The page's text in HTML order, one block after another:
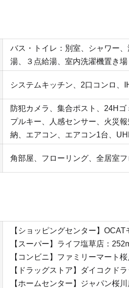
バス・トイレ：別室、シャワー
湯、３点給湯、室内洗濯機置き場
システムキッチン、2口コンロ、
防犯カメラ、集合ポスト、24H
プルキー、人感センサー、火災
納、エアコン、エアコン1台、
角部屋、フローリング、全居室
【ショッピングセンター】
【スーパー】ライフ塩草店：
【コンビニ】ファミリーマート
【ドラッグストア】ダイコクド
【ホームセンター】ジャパン桜